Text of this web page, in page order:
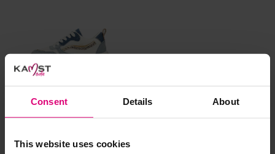
Consent Details About
This website uses cookies
Posh